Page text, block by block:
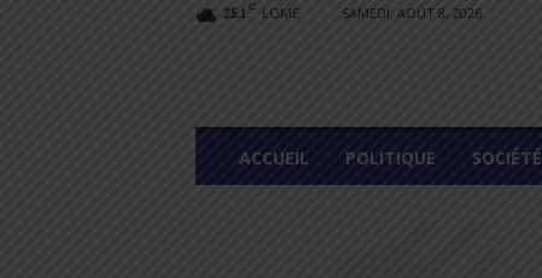
25.1 C LOMÉ SAMEDI, AOÛT 8, 2026
L
M
ACCUEIL POLITIQUE SOCIÉTÉ